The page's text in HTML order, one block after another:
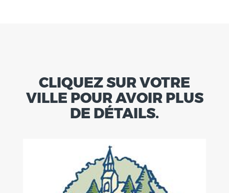
CLIQUEZ SUR VOTRE
VILLE POUR AVOIR PLUS
DE DÉTAILS.